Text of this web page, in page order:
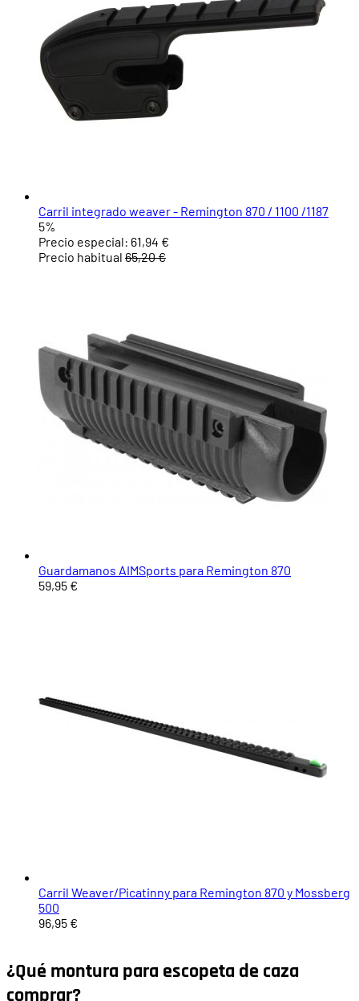
Carril integrado weaver - Remington 870 / 1100 /1187
5%
Precio especial: 61,94 €
Precio habitual 65,20 €
Guardamanos AIMSports para Remington 870
59,95 €
Carril Weaver/Picatinny para Remington 870 y Mossberg
500
96,95 €
¿Qué montura para escopeta de caza
comprar?